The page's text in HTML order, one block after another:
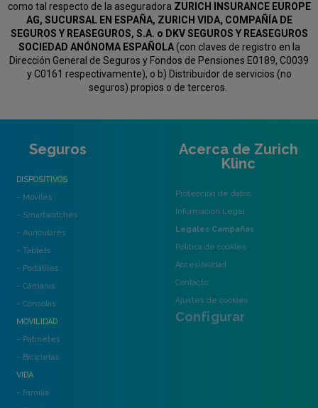
como tal respecto de la aseguradora ZURICH INSURANCE EUROPE
AG, SUCURSAL EN ESPAÑA, ZURICH VIDA, COMPAÑÍA DE
SEGUROS Y REASEGUROS, S.A. o DKV SEGUROS Y REASEGUROS
SOCIEDAD ANÓNOMA ESPAÑOLA(con claves de registro en la
Dirección General de Seguros y Fondos de Pensiones E0189, C0039
y C0161 respectivamente), o b) Distribuidor de servicios (no
seguros) propios o de terceros.
Seguros
DISPOSITIVOS
– Móviles
– Smartwatches
– Auriculares
– Tablets
– Portátiles
– Cámaras
– Consolas
MOVILIDAD
– Patinetes
– Bicicletas
VIDA
– Familia
Acerca de Zurich
Klinc
Protección de datos
Información Legal
Legales Campañas
Política de cookies
Accesibilidad
Contacto
Ajustes de cookies
Configurar